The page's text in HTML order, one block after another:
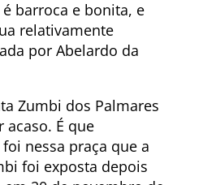
barroca e bonita, e
relativamente
por Abelardo da
Zumbi dos Palmares
acaso. É que
nessa praça que a
foi exposta depois